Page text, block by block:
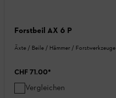
Forstbeil AX 6 P
Äxte / Beile / Hämmer / Forstwerkzeuge
CHF 71.00*
Vergleichen